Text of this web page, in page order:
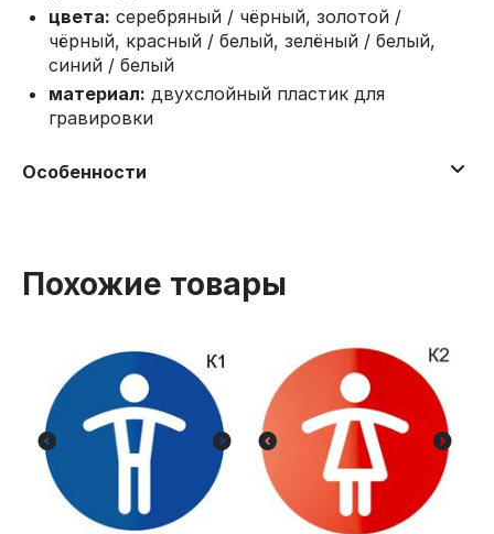
цвета: серебряный / чёрный, золотой /
чёрный, красный / белый, зелёный / белый,
синий / белый
материал: двухслойный пластик для
гравировки
Особенности
Похожие товары